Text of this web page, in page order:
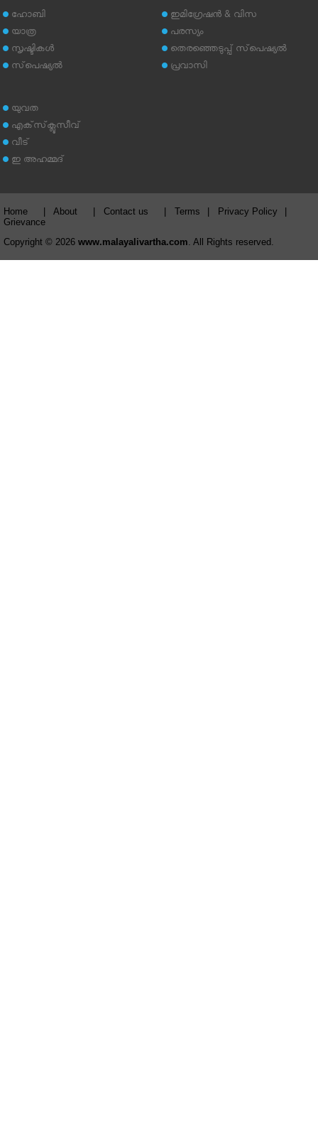
ഹോബി
യാത്ര
സൃഷ്ടികള്‍
സ്‌പെഷ്യല്‍
ഇമിഗ്രേഷന്‍ & വിസ
പരസ്യം
തെരഞ്ഞെടുപ്പ് സ്‌പെഷ്യല്‍
പ്രവാസി
യുവത
എക്‌സ്‌ക്ലൂസീവ്
വീട്
ഇ അഹമ്മദ്‌
Home About Contact us Terms Privacy Policy
Grievance
Copyright © 2026 www.malayalivartha.com . All Rights reserved.